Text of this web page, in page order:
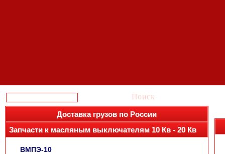
Поиск
Доставка грузов по России
Запчасти к масляным выключателям 10 Кв - 20 Кв
ВМПЭ-10